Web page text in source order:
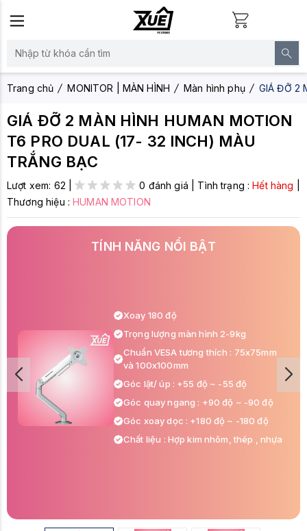
Trang chủ MONITOR | MÀN HÌNH Màn hình phụ GIÁ ĐỠ 2
GIÁ ĐỠ 2 MÀN HÌNH HUMAN MOTION
T6 PRO DUAL (17- 32 INCH) MÀU
TRẮNG BẠC
Lượt xem: 62 | 0 đánh giá Tình trạng :Hết hàng
Thương hiệu :HUMAN MOTION
TÍNH NĂNG NỔI BẬT
Xoay 180 độ
Trọng lượng màn hình 2-9kg
Chuẩn VESA tương thích : 75x75mm
và 100x100mm
Góc lật/ úp : +55 độ ~ -55 độ
Góc quay ngang : +90 độ ~ -90 độ
Góc xoay dọc : +180 độ ~ -180 độ
Chất liệu : Hợp kim nhôm, thép , nhựa